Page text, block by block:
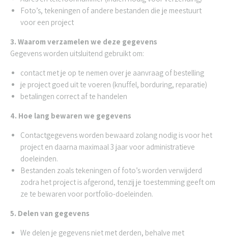
Foto’s, tekeningen of andere bestanden die je meestuurt
voor een project
3. Waarom verzamelen we deze gegevens
Gegevens worden uitsluitend gebruikt om:
contact met je op te nemen over je aanvraag of bestelling
je project goed uit te voeren (knuffel, borduring, reparatie)
betalingen correct af te handelen
4. Hoe lang bewaren we gegevens
Contactgegevens worden bewaard zolang nodig is voor het
project en daarna maximaal 3 jaar voor administratieve
doeleinden.
Bestanden zoals tekeningen of foto’s worden verwijderd
zodra het project is afgerond, tenzij je toestemming geeft om
ze te bewaren voor portfolio-doeleinden.
5. Delen van gegevens
We delen je gegevens niet met derden, behalve met